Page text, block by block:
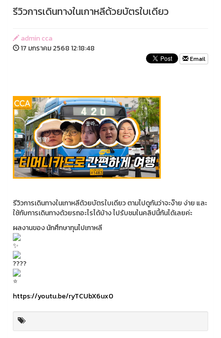
รีวิวการเดินทางในเกาหลีด้วยบัตรใบเดียว
admin cca
17 มกราคม 2568 12:18:48
Email
รีวิวการเดินทางในเกาหลีด้วยบัตรใบเดียว ตามไปดูกันว่าจะง๊าย ง่าย และ
ใช้กับการเดินทางด้วยรถอะไรได้บ้าง ไปรับชมในคลิปนี้กันได้เลยค่ะ
ผลงานของ นักศึกษาทุนไปเกาหลี
https://youtu.be/ryTCUbX6ux0